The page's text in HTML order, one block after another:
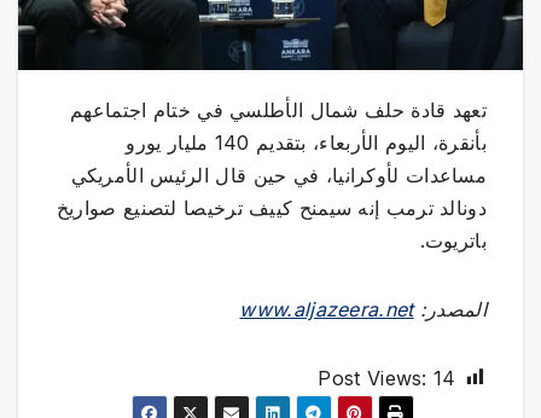
تعهد قادة حلف شمال الأطلسي في ختام اجتماعهم
بأنقرة، اليوم الأربعاء، بتقديم 140 مليار يورو
مساعدات لأوكرانيا، في حين قال الرئيس الأمريكي
دونالد ترمب إنه سيمنح كييف ترخيصا لتصنيع صواريخ
باتريوت.
المصدر:www.aljazeera.net
Post Views: 14